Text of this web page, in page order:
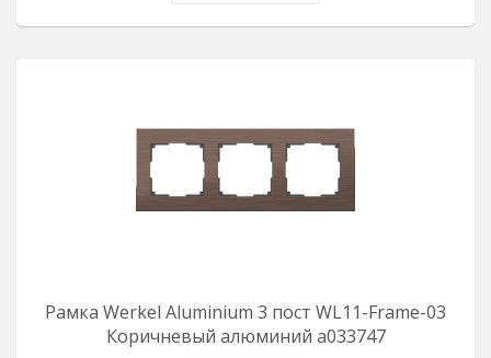
Рамка Werkel Aluminium 3 пост WL11-Frame-03
Коричневый алюминий a033747